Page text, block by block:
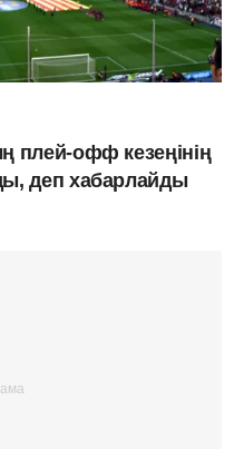
плей-офф кезеңінің
деп хабарлайды